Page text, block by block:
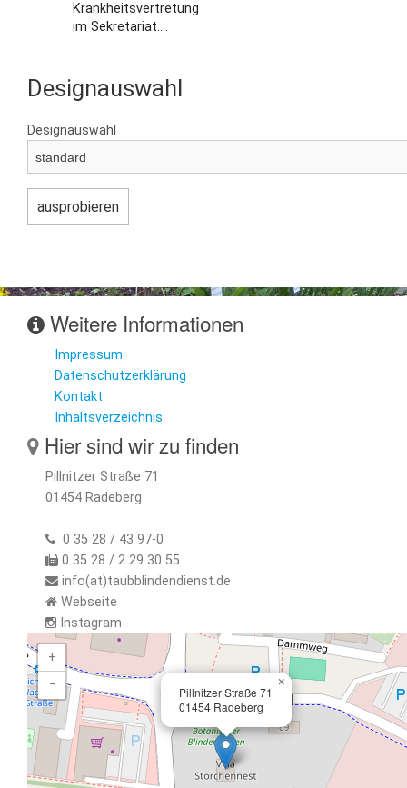
Krankheitsvertretung
im Sekretariat....
Designauswahl
Designauswahl
Weitere Informationen
Impressum
Datenschutzerklärung
Kontakt
Inhaltsverzeichnis
Hier sind wir zu finden
Pillnitzer Straße 71
01454 Radeberg
0 35 28 / 43 97-0
0 35 28 / 2 29 30 55
info(at)taubblindendienst.de
Webseite
Instagram
Pillnitzer Straße 71
01454 Radeberg
×
+
−